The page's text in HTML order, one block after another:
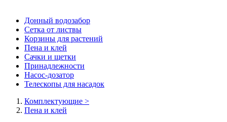
Донный водозабор
Сетка от листвы
Корзины для растений
Пена и клей
Сачки и щетки
Принадлежности
Насос-дозатор
Телескопы для насадок
Комплектующие >
Пена и клей